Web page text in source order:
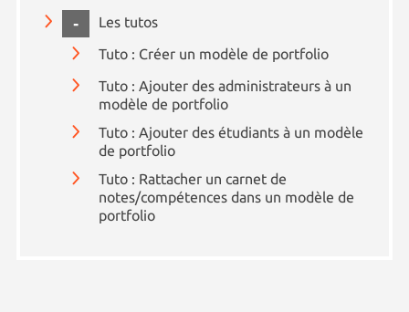
COLLAPSE
Les tutos
Tuto : Créer un modèle de portfolio
Tuto : Ajouter des administrateurs à un
modèle de portfolio
Tuto : Ajouter des étudiants à un modèle
de portfolio
Tuto : Rattacher un carnet de
notes/compétences dans un modèle de
portfolio